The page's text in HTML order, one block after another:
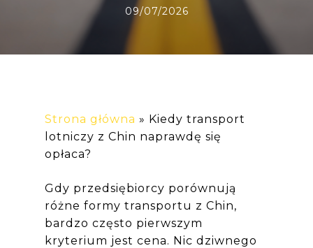
09/07/2026
Strona główna » Kiedy transport
lotniczy z Chin naprawdę się
opłaca?
Gdy przedsiębiorcy porównują
różne formy transportu z Chin,
bardzo często pierwszym
kryterium jest cena. Nic dziwnego